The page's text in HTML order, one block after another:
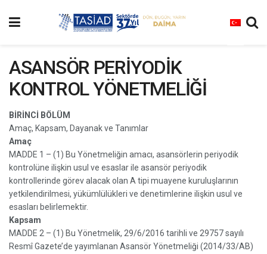
ASANSÖR PERİYODİK
KONTROL YÖNETMELİĞİ
BİRİNCİ BÖLÜM
Amaç, Kapsam, Dayanak ve Tanımlar
Amaç
MADDE 1 – (1) Bu Yönetmeliğin amacı, asansörlerin periyodik
kontrolüne ilişkin usul ve esaslar ile asansör periyodik
kontrollerinde görev alacak olan A tipi muayene kuruluşlarının
yetkilendirilmesi, yükümlülükleri ve denetimlerine ilişkin usul ve
esasları belirlemektir.
Kapsam
MADDE 2 – (1) Bu Yönetmelik, 29/6/2016 tarihli ve 29757 sayılı
Resmî Gazete’de yayımlanan Asansör Yönetmeliği (2014/33/AB)